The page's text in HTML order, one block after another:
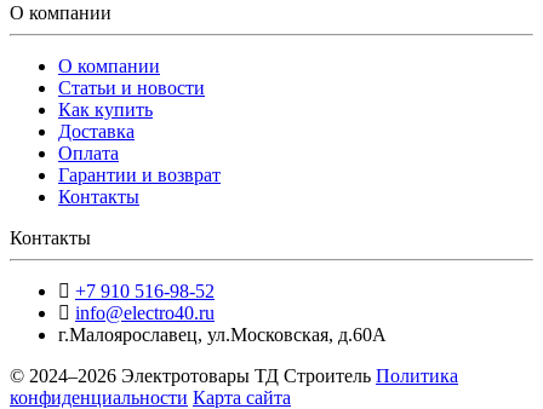
О компании
О компании
Статьи и новости
Как купить
Доставка
Оплата
Гарантии и возврат
Контакты
Контакты
+7 910 516-98-52
info@electro40.ru
г.Малоярославец, ул.Московская, д.60А
© 2024–2026 Электротовары ТД Строитель Политика
конфиденциальности Карта сайта